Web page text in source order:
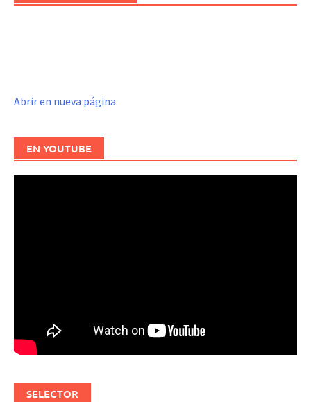
Abrir en nueva página
EN YOUTUBE
SELECTOR